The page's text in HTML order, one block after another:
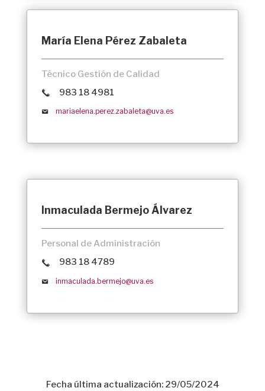
María Elena Pérez Zabaleta
Técnico Gestión de Calidad
983 18 4981
mariaelena.perez.zabaleta@uva.es
Inmaculada Bermejo Álvarez
Personal de Administración
983 18 4789
inmaculada.bermejo@uva.es
Fecha última actualización: 29/05/2024